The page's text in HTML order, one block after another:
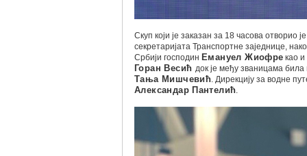
Скуп који је заказан за 18 часова отворио
секретаријата Транспортне заједнице,
Србији господин Емануел Жиофре као
Горан Весић док је међу званицама била
Тања Мишчевић. Дирекцију за водне
Александар Пантелић.